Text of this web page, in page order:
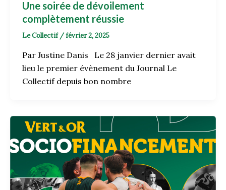
Une soirée de dévoilement
complètement réussie
Le Collectif /février 2, 2025
Par Justine Danis Le 28 janvier dernier avait
lieu le premier évènement du Journal Le
Collectif depuis bon nombre